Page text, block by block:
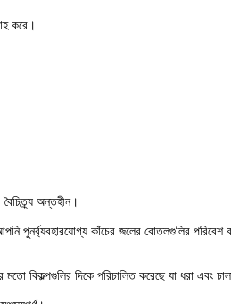
করে।
অন্তহীন।
পুনর্ব্যবহারযোগ্য কাঁচের জলের বোতলগুলির পরিবেশ
বিকল্পগুলির দিকে পরিচালিত করেছে যা ধরা এবং